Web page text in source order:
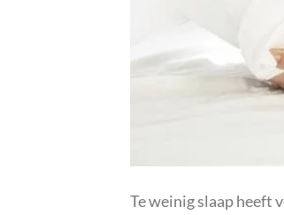
Te weinig slaap heeft